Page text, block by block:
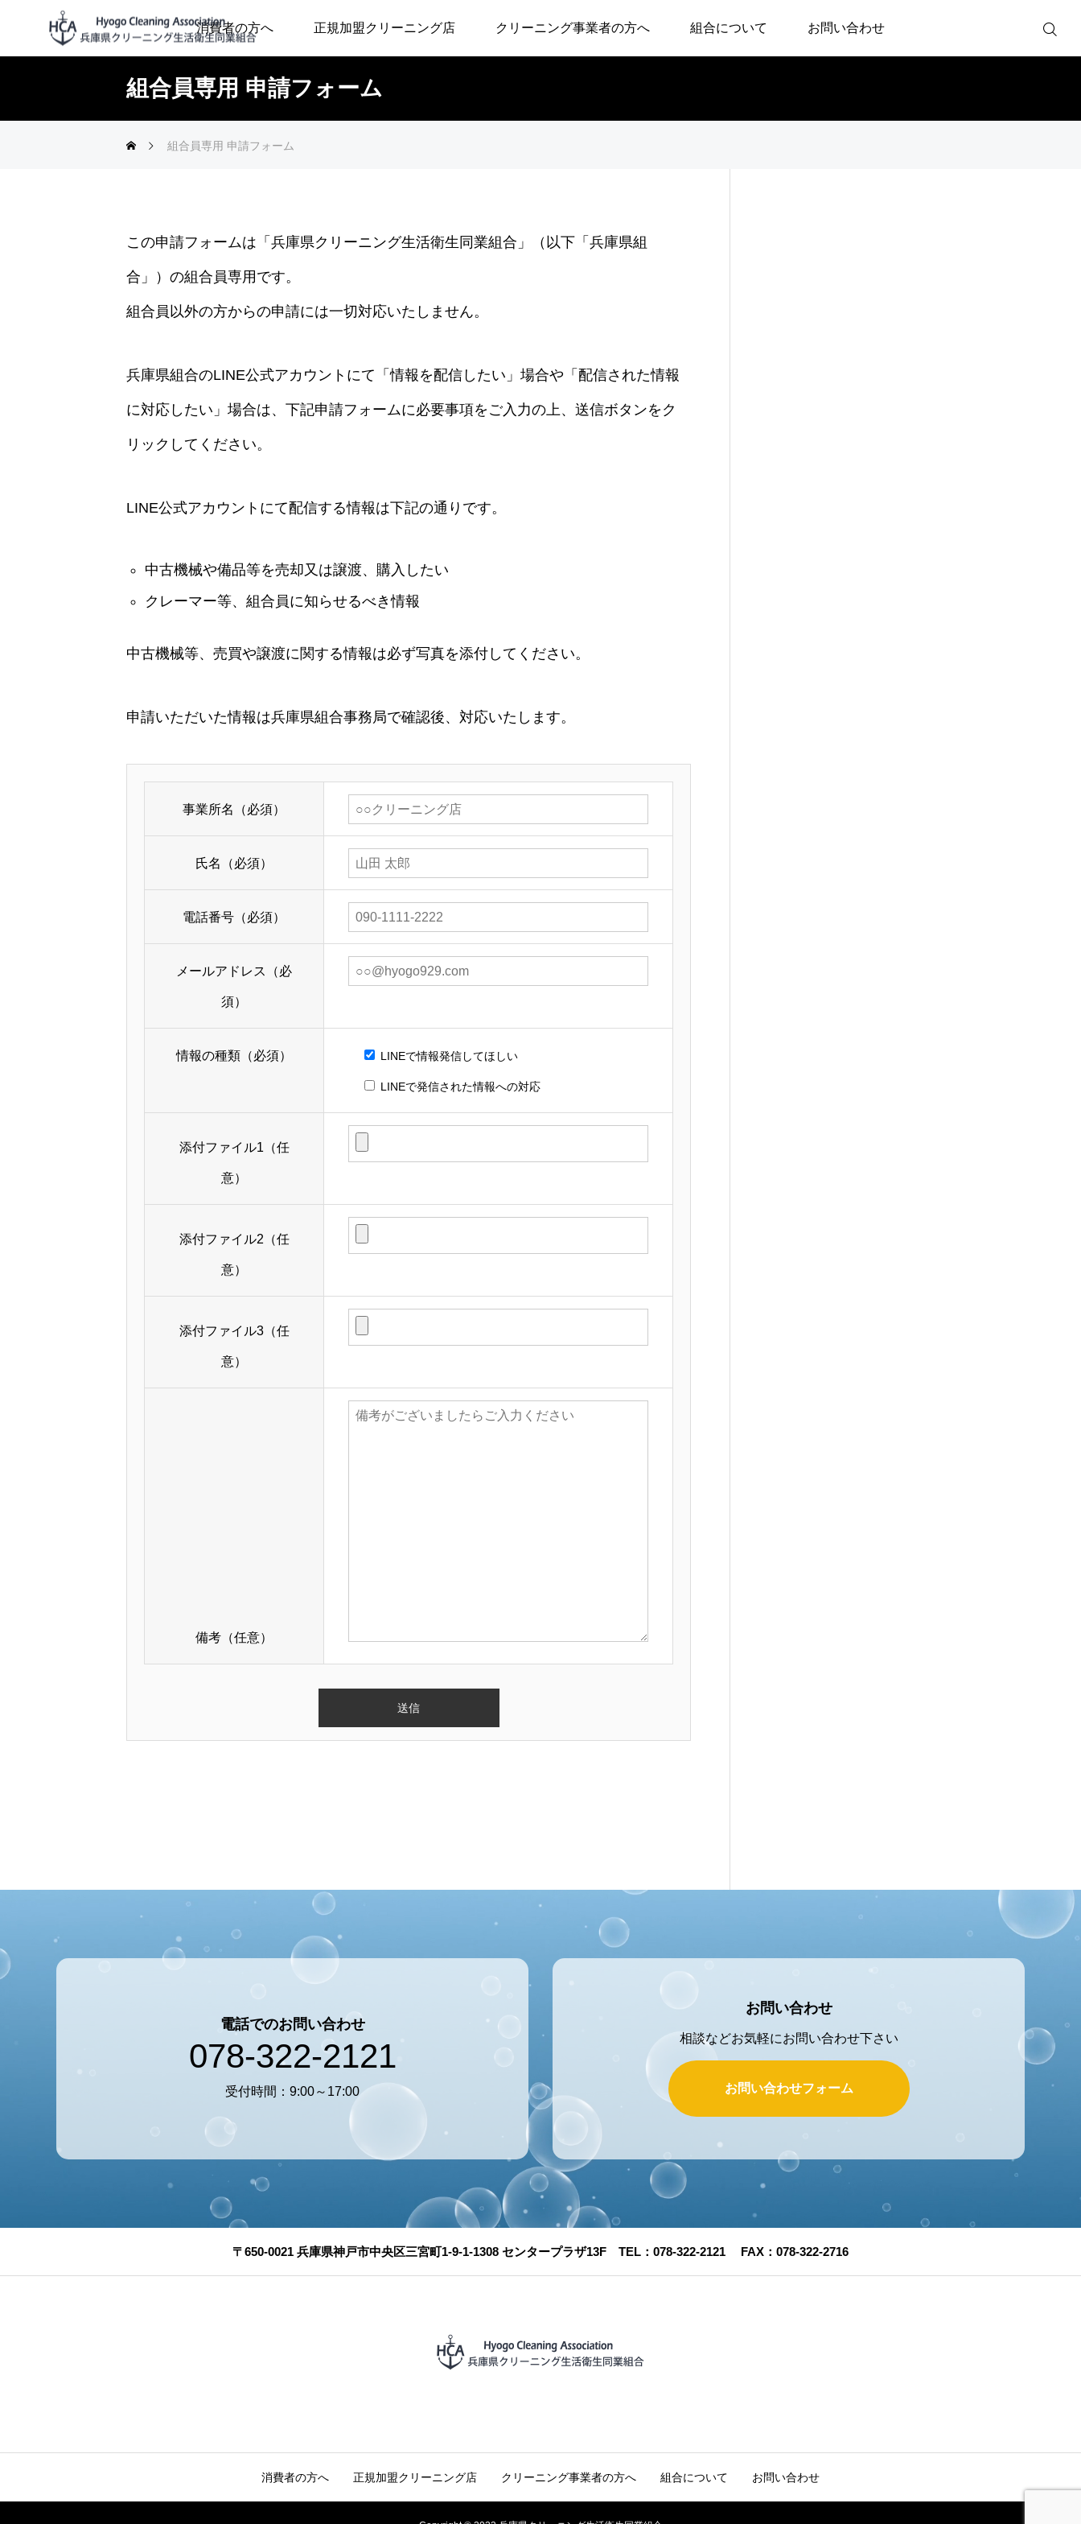
消費者の方へ 正規加盟クリーニング店 クリーニング事業者の方へ 組合について お問い合わせ
組合員専用 申請フォーム
組合員専用 申請フォーム
この申請フォームは「兵庫県クリーニング生活衛生同業組合」（以下「兵庫県組
合」）の組合員専用です。
組合員以外の方からの申請には一切対応いたしません。
兵庫県組合のLINE公式アカウントにて「情報を配信したい」場合や「配信された情報
に対応したい」場合は、下記申請フォームに必要事項をご入力の上、送信ボタンをク
リックしてください。
LINE公式アカウントにて配信する情報は下記の通りです。
中古機械や備品等を売却又は譲渡、購入したい
クレーマー等、組合員に知らせるべき情報
中古機械等、売買や譲渡に関する情報は必ず写真を添付してください。
申請いただいた情報は兵庫県組合事務局で確認後、対応いたします。
事業所名（必須）
氏名（必須）
電話番号（必須）
メールアドレス（必
須）
情報の種類（必須） LINEで情報発信してほしい
LINEで発信された情報への対応
添付ファイル1（任
意）
添付ファイル2（任
意）
添付ファイル3（任
意）
備考（任意）
電話でのお問い合わせ
078-322-2121
受付時間：9:00～17:00
お問い合わせ
相談などお気軽にお問い合わせ下さい
お問い合わせフォーム
〒650-0021 兵庫県神戸市中央区三宮町1-9-1-1308 センタープラザ13F TEL：078-322-2121 FAX：078-322-2716
消費者の方へ 正規加盟クリーニング店 クリーニング事業者の方へ 組合について お問い合わせ